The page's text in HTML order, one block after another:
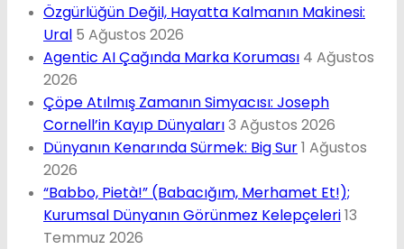
Özgürlüğün Değil, Hayatta Kalmanın Makinesi:
Ural 5 Ağustos 2026
Agentic AI Çağında Marka Koruması 4 Ağustos
2026
Çöpe Atılmış Zamanın Simyacısı: Joseph
Cornell’in Kayıp Dünyaları3 Ağustos 2026
Dünyanın Kenarında Sürmek: Big Sur1 Ağustos
2026
“Babbo, Pietà!” (Babacığım, Merhamet Et!);
Kurumsal Dünyanın Görünmez Kelepçeleri13
Temmuz 2026